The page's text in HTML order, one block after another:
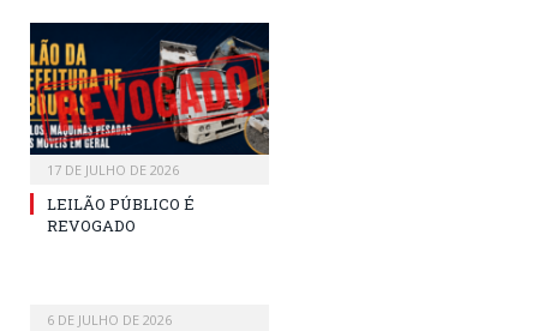
17 DE JULHO DE 2026
LEILÃO PÚBLICO É
REVOGADO
6 DE JULHO DE 2026